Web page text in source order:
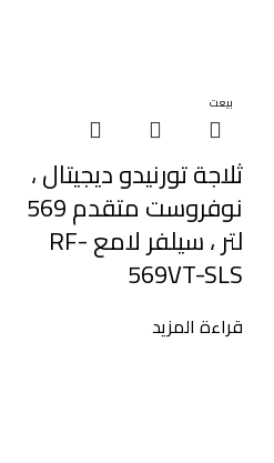
بيعت
ثلاجة تورنيدو ديجيتال ،
نوفروست متقدم 569
لتر ، سيلفر لامع RF-
569VT-SLS
قراءة المزيد